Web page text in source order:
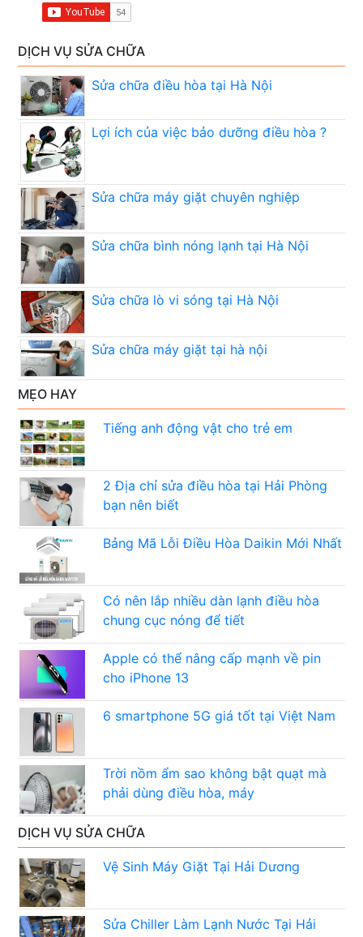
DỊCH VỤ SỬA CHỮA
Sửa chữa điều hòa tại Hà Nội
Lợi ích của việc bảo dưỡng điều hòa ?
Sửa chữa máy giặt chuyên nghiệp
Sửa chữa bình nóng lạnh tại Hà Nội
Sửa chữa lò vi sóng tại Hà Nội
Sửa chữa máy giặt tại hà nội
MẸO HAY
Tiếng anh động vật cho trẻ em
2 Địa chỉ sửa điều hòa tại Hải Phòng
bạn nên biết
Bảng Mã Lỗi Điều Hòa Daikin Mới Nhất
Có nên lắp nhiều dàn lạnh điều hòa
chung cục nóng để tiết
Apple có thể nâng cấp mạnh về pin
cho iPhone 13
6 smartphone 5G giá tốt tại Việt Nam
Trời nồm ẩm sao không bật quạt mà
phải dùng điều hòa, máy
DỊCH VỤ SỬA CHỮA
Vệ Sinh Máy Giặt Tại Hải Dương
Sửa Chiller Làm Lạnh Nước Tại Hải